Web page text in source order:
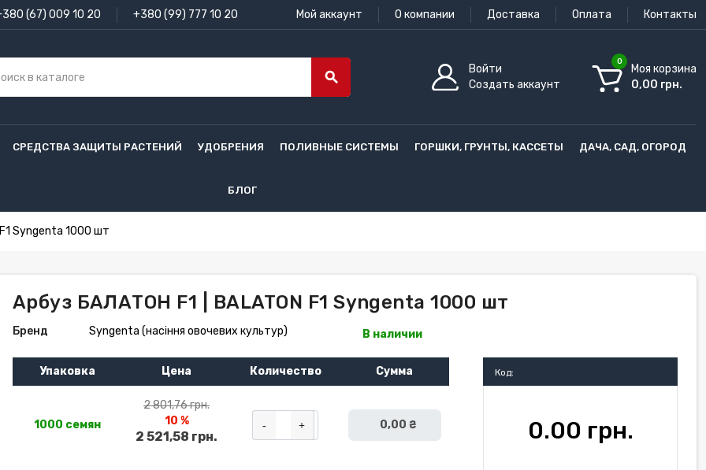
(67) 009 10 20 +380 (99) 777 10 20 Мой аккаунт О компании Доставка Оплата Контакты
search
Войти
Создать аккаунт
0
Моя корзина
0,00 грн.
СРЕДСТВА ЗАЩИТЫ РАСТЕНИЙ УДОБРЕНИЯ ПОЛИВНЫЕ СИСТЕМЫ ГОРШКИ, ГРУНТЫ, КАССЕТЫ ДАЧА, САД, ОГОРОД
БЛОГ
Syngenta 1000 шт
Арбуз БАЛАТОН F1 | BALATON F1 Syngenta 1000 шт
Бренд Syngenta (насіння овочевих культур) В наличии
Упаковка Цена Количество Сумма
1000 семян
2 801,76 грн.
10 %
2 521,58 грн.
+ 0,00 ₴
Код:
0.00 грн.